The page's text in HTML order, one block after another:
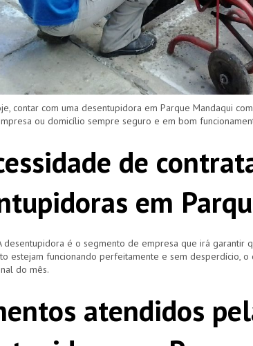
contar com uma desentupidora em Parque Mandaqui
ou domicílio sempre seguro e em bom
de
em
desentupidora é o segmento de empresa que irá garantir
estejam funcionando perfeitamente e sem desperdício,
do mês.
atendidos